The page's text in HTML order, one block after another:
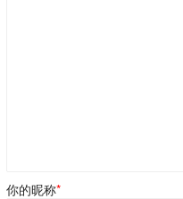
你的昵称*